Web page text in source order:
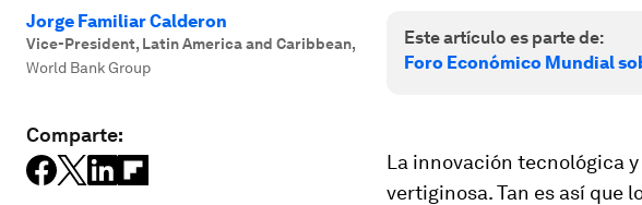
Jorge Familiar Calderon
Vice-President, Latin America and Caribbean,
World Bank Group
Comparte:
Este artículo es parte de:
Foro Económico Mundial
La innovación tecnológica
vertiginosa. Tan es así que